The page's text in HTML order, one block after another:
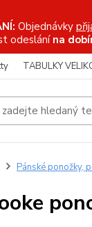
Objednávky
odeslání na
TABULKY
Pánské ponožky,